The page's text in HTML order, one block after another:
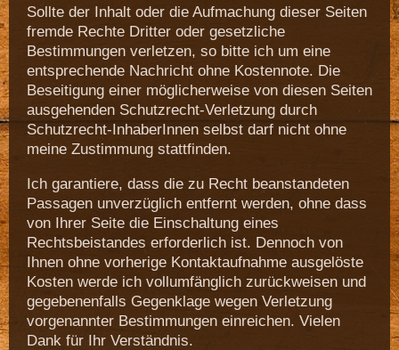
Sollte der Inhalt oder die Aufmachung dieser Seiten
fremde Rechte Dritter oder gesetzliche
Bestimmungen verletzen, so bitte ich um eine
entsprechende Nachricht ohne Kostennote. Die
Beseitigung einer möglicherweise von diesen Seiten
ausgehenden Schutzrecht-Verletzung durch
Schutzrecht-InhaberInnen selbst darf nicht ohne
meine Zustimmung stattfinden.
Ich garantiere, dass die zu Recht beanstandeten
Passagen unverzüglich entfernt werden, ohne dass
von Ihrer Seite die Einschaltung eines
Rechtsbeistandes erforderlich ist. Dennoch von
Ihnen ohne vorherige Kontaktaufnahme ausgelöste
Kosten werde ich vollumfänglich zurückweisen und
gegebenenfalls Gegenklage wegen Verletzung
vorgenannter Bestimmungen einreichen. Vielen
Dank für Ihr Verständnis.